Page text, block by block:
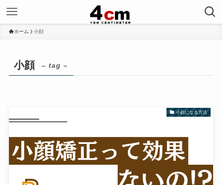
ホーム 小顔
小顔 – tag –
小顔になる方法